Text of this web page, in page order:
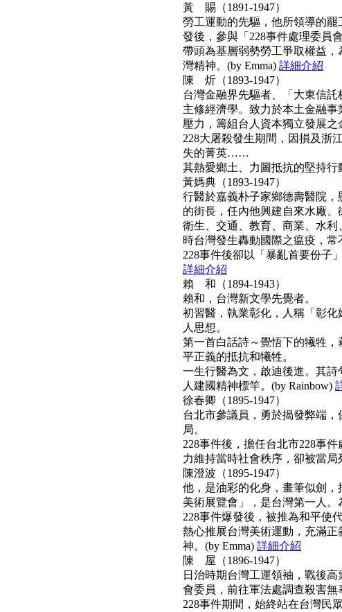
黃 賜（1891-1947）
勞工運動的先驅，他所領導的罷
發後，參與「228事件處理委員
帶頭為基層弱勢勞工爭取權益
灣精神。(by Emma) 詳細介紹
陳 炘（1893-1947）
台灣金融界先驅者、「大東信
主修經濟學。致力於本土金融
壓力，籌組台人資本獨立發展之
228大屠殺發生期間，因損及浙
失的菁英……
其熱愛鄉土、力圖抵抗的堅持行
黃媽典（1893-1947）
行醫於嘉義朴子家鄉德壽醫院
的街長，任內他興建自來水廠
衛生、交通、教育、商業、水
時台灣發生轟動國際之瘟疫，常
228事件後卻以「暴亂首要份子
詳細介紹
賴 和（1894-1943）
賴和，台灣新文學先覺者。
初習醫，執業彰化，人稱「彰
人思想。
第一首白話詩～覺悟下的犧牲
平正義的抵抗和犧牲。
一生行醫為文，啟迪後進。其
人建國精神標竿。(by Rainbow)
徐春卿（1895-1947）
台北市參議員，勇於揭發弊端
局。
228事件後，擔任台北市228事
力維持當時社會秩序，卻被當局
陳澄波（1895-1947）
他，是油彩的化身，畫筆似劍
美術展覽會」，是台灣第一人。
228事件爆發後，被推為和平使
熱心推展台灣美術運動，充滿
神。(by Emma) 詳細介紹
陳 屋（1896-1947）
日治時期台灣工運領袖，戰後
會委員，前往軍法處調查殺害無
228事件期間，始終站在台灣民